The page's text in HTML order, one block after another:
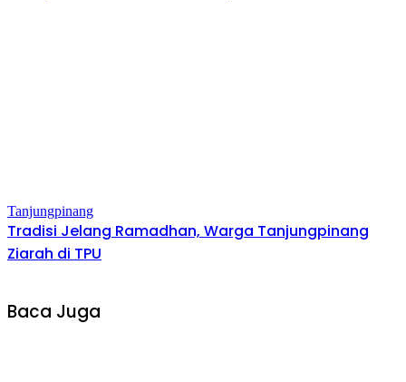
Tanjungpinang
Tradisi Jelang Ramadhan, Warga Tanjungpinang
Ziarah di TPU
Baca Juga